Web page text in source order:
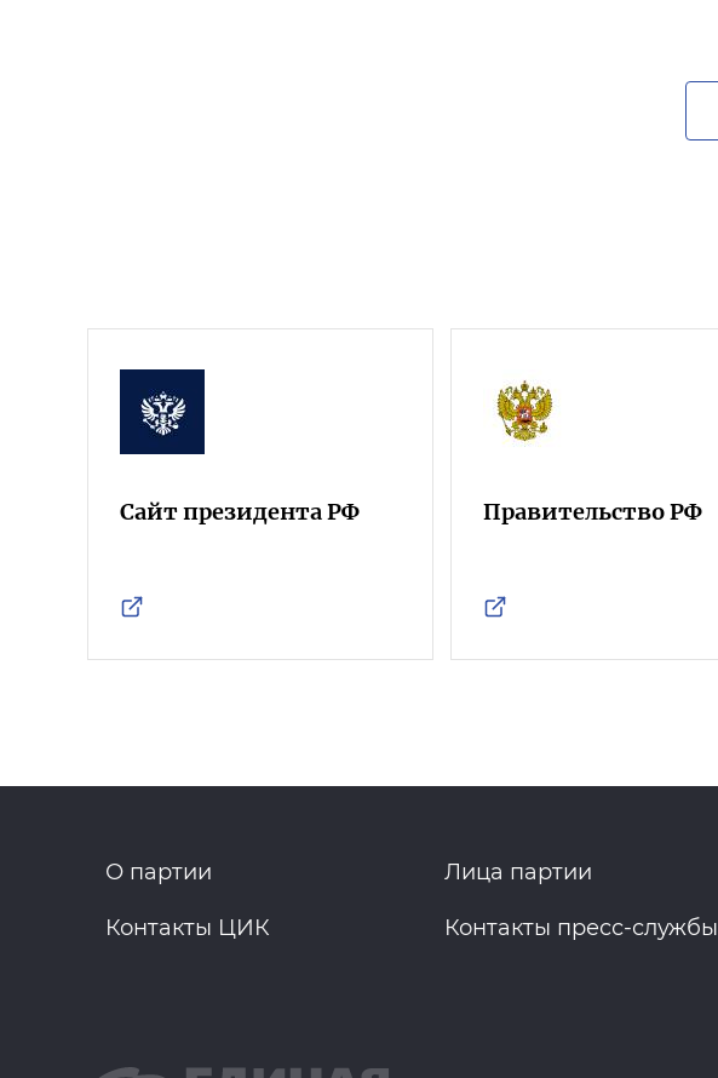
Сайт президента РФ Правительство РФ
О партии Лица партии
Контакты ЦИК Контакты пресс-службы